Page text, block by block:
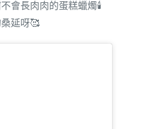
會長肉肉的蛋糕蠟燭🕯️
延呀🥰